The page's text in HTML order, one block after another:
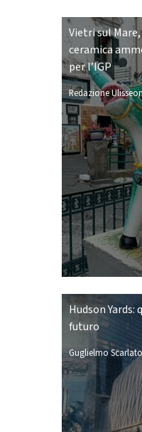
Vietri sul
ceramica
per l’IGP
Redazione
Hudson Yards:
futuro
Guglielmo Scarlato